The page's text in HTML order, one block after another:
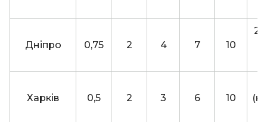
Дніпро 0,75 2 4 7 10
Харків 0,5 2 3 6 10